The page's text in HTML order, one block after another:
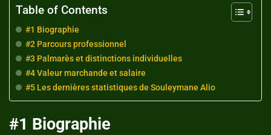
Table of Contents
#1 Biographie
#2 Parcours professionnel
#3 Palmarès et distinctions individuelles
#4 Valeur marchande et salaire
#5 Les dernières statistiques de Souleymane Alio
#1 Biographie